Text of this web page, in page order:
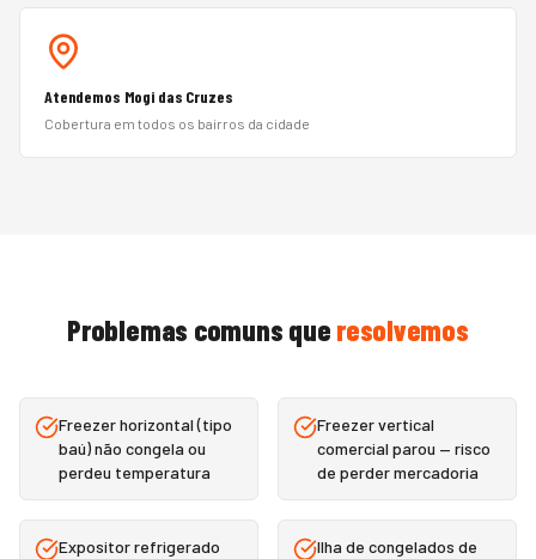
Atendemos Mogi das Cruzes
Cobertura em todos os bairros da cidade
Problemas comuns que resolvemos
Freezer horizontal (tipo
baú) não congela ou
perdeu temperatura
Freezer vertical
comercial parou — risco
de perder mercadoria
Expositor refrigerado
Ilha de congelados de